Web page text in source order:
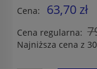
Cena: 63,70 zł
Cena regularna:
Najniższa cena z